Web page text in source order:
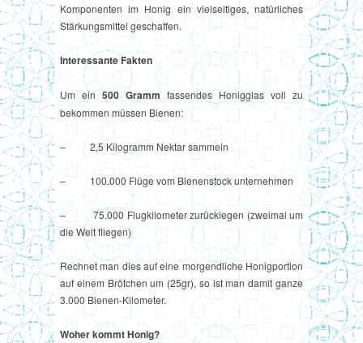
Komponenten im Honig ein vielseitiges, natürliches
Stärkungsmittel geschaffen.
Interessante Fakten
Um ein500 Gramm fassendes Honigglas voll zu
bekommen müssen Bienen:
– 2,5 Kilogramm Nektar sammeln
– 100.000 Flüge vom Bienenstock unternehmen
– 75.000 Flugkilometer zurücklegen (zweimal um
die Welt fliegen)
Rechnet man dies auf eine morgendliche Honigportion
auf einem Brötchen um (25gr), so ist man damit ganze
3.000 Bienen-Kilometer.
Woher kommt Honig?